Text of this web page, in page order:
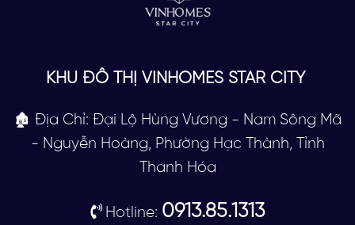
KHU ĐÔ THỊ VINHOMES STAR CITY
🏚 Địa Chỉ: Đại Lộ Hùng Vương - Nam Sông Mã
- Nguyễn Hoàng, Phường Hạc Thành, Tỉnh
Thanh Hóa
Hotline: 0913.85.1313